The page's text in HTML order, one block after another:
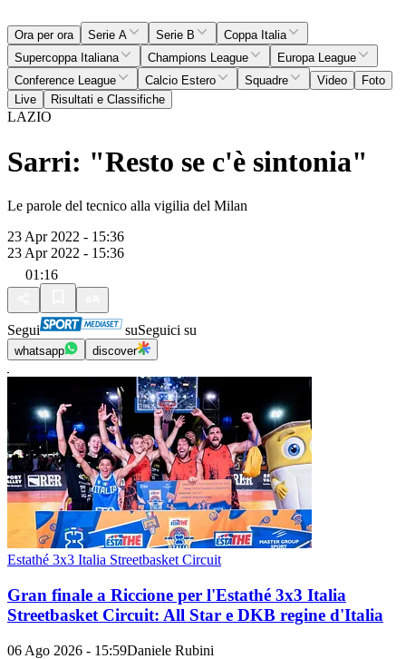
Ora per ora Serie A Serie B
Coppa Italia
Supercoppa Italiana
Champions League
Europa League
Conference League
Calcio Estero Squadre Video
Foto
Live
Risultati e Classifiche
LAZIO
Sarri: "Resto se c'è sintonia"
Le parole del tecnico alla vigilia del Milan
23 Apr 2022 - 15:36
23 Apr 2022 - 15:36
01:16
Segui suSeguici su
whatsapp discover
Estathé 3x3 Italia Streetbasket Circuit
Gran finale a Riccione per l'Estathé 3x3 Italia
Streetbasket Circuit: All Star e DKB regine d'Italia
06 Ago 2026 - 15:59Daniele Rubini